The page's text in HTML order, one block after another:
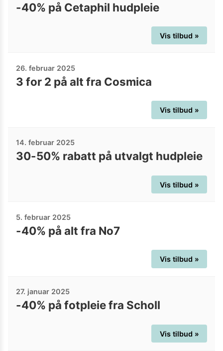
-40% på Cetaphil hudpleie
Vis tilbud »
26. februar 2025
3 for 2 på alt fra Cosmica
Vis tilbud »
14. februar 2025
30-50% rabatt på utvalgt hudpleie
Vis tilbud »
5. februar 2025
-40% på alt fra No7
Vis tilbud »
27. januar 2025
-40% på fotpleie fra Scholl
Vis tilbud »